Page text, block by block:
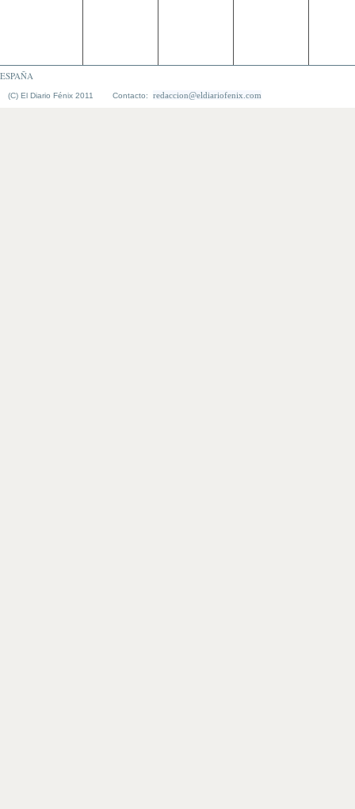
ESPAÑA
(C) El Diario Fénix 2011 Contacto: redaccion@eldiariofenix.com